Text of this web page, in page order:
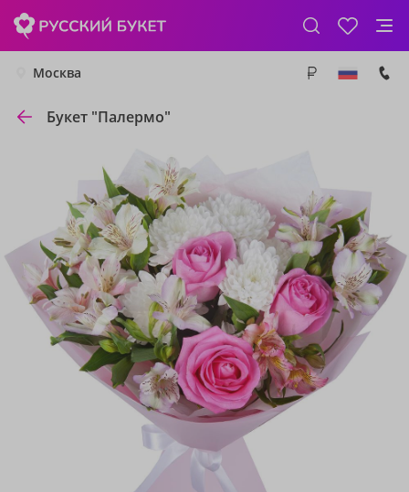
Москва
Букет "Палермо"